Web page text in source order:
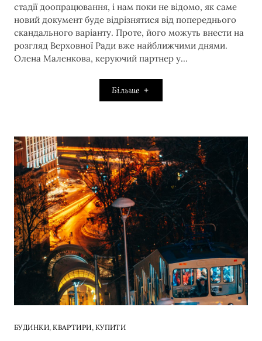
стадії доопрацювання, і нам поки не відомо, як саме
новий документ буде відрізнятися від попереднього
скандального варіанту. Проте, його можуть внести на
розгляд Верховної Ради вже найближчими днями.
Олена Маленкова, керуючий партнер у…
Більше
БУДИНКИ,КВАРТИРИ, КУПИТИ